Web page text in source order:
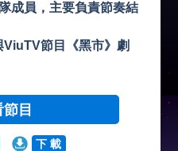
成員，主要負責節奏結
節目《黑市》劇
目
下 載